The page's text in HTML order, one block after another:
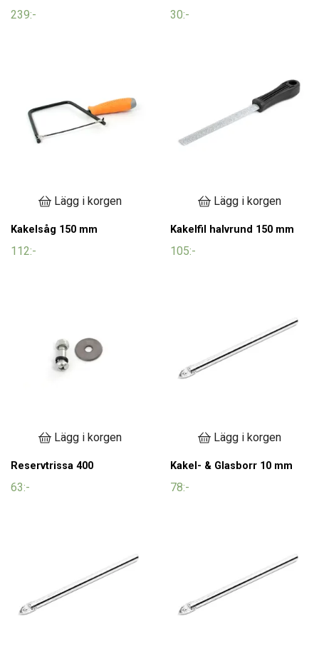
239:- 30:-
Lägg i korgen
Kakelsåg 150 mm
112:-
Lägg i korgen
Kakelfil halvrund 150 mm
105:-
Lägg i korgen
Reservtrissa 400
63:-
Lägg i korgen
Kakel- & Glasborr 10 mm
78:-